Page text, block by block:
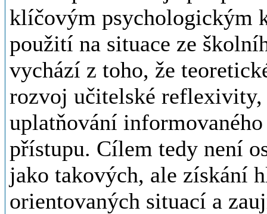
klíčovým psychologickým
použití na situace ze
vychází z toho, že
rozvoj učitelské reflexivity,
uplatňování
přístupu. Cílem tedy není
jako takových, ale získání
orientovaných situací a